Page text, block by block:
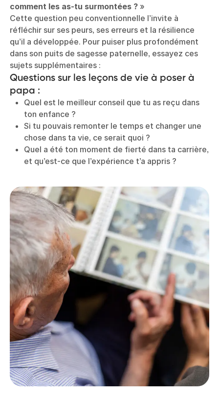
comment les as-tu surmontées ? »
Cette question peu conventionnelle l’invite à
réfléchir sur ses peurs, ses erreurs et la résilience
qu’il a développée. Pour puiser plus profondément
dans son puits de sagesse paternelle, essayez ces
sujets supplémentaires :
Questions sur les leçons de vie à poser à
papa :
Quel est le meilleur conseil que tu as reçu dans
ton enfance ?
Si tu pouvais remonter le temps et changer une
chose dans ta vie, ce serait quoi ?
Quel a été ton moment de fierté dans ta carrière,
et qu’est-ce que l’expérience t’a appris ?